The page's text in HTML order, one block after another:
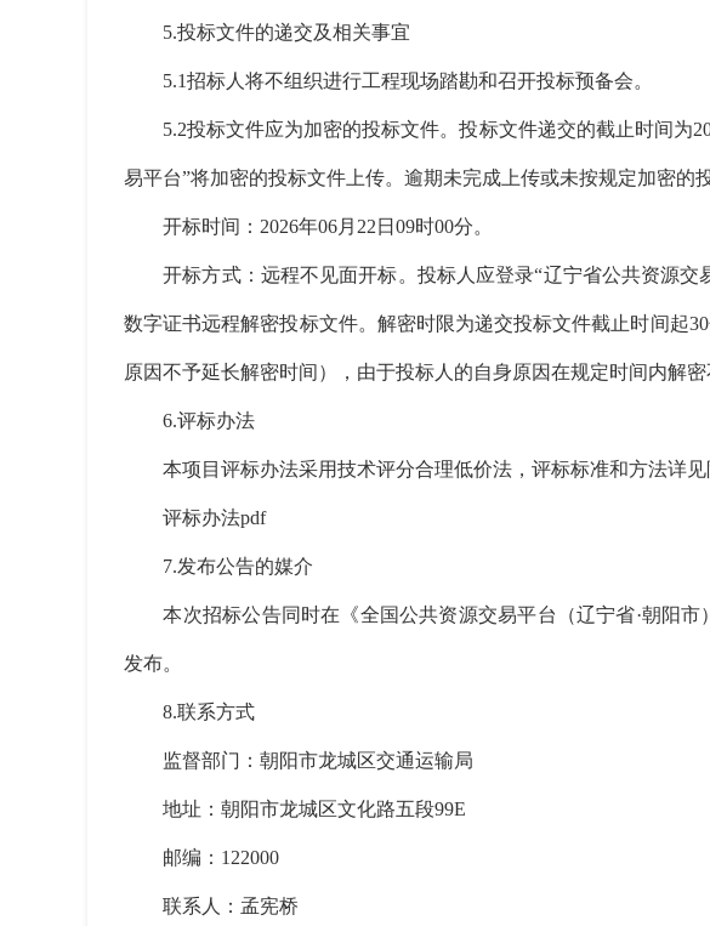
5.投标文件的递交及相关事宜
5.1招标人将不组织进行工程现场踏勘和召开投标预备会。
5.2投标文件应为加密的投标文件。投标文件递交的截止时间为
易平台”将加密的投标文件上传。逾期未完成上传或未按规定加密的
开标时间：2026年06月22日09时00分。
开标方式：远程不见面开标。投标人应登录“辽宁省公共资源交
数字证书远程解密投标文件。解密时限为递交投标文件截止时间起
原因不予延长解密时间），由于投标人的自身原因在规定时间内解密
6.评标办法
本项目评标办法采用技术评分合理低价法，评标标准和方法详见
评标办法pdf
7.发布公告的媒介
本次招标公告同时在《全国公共资源交易平台（辽宁省·朝阳市
发布。
8.联系方式
监督部门：朝阳市龙城区交通运输局
地址：朝阳市龙城区文化路五段99E
邮编：122000
联系人：孟宪桥